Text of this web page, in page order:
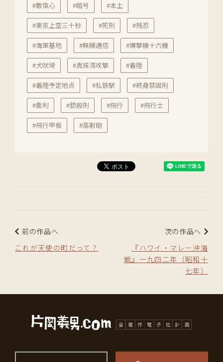
#敵愾心 #暗号 #本土
#東京上空三十秒 #死刑 #残忍
#海軍基地 #無線通信 #爆撃機十六機
#犬吠埼 #真珠湾攻撃 #着陸
#着陸予定地点 #私鉄駅 #終身禁固刑
#裁判 #銃殺刑 #飛行 #飛行士
#飛行甲板 #高射砲
前の作品へ
これが天使の町だって？
次の作品へ
『ハワイ・マレー沖海
戦』一九四二年（昭和十
七年）